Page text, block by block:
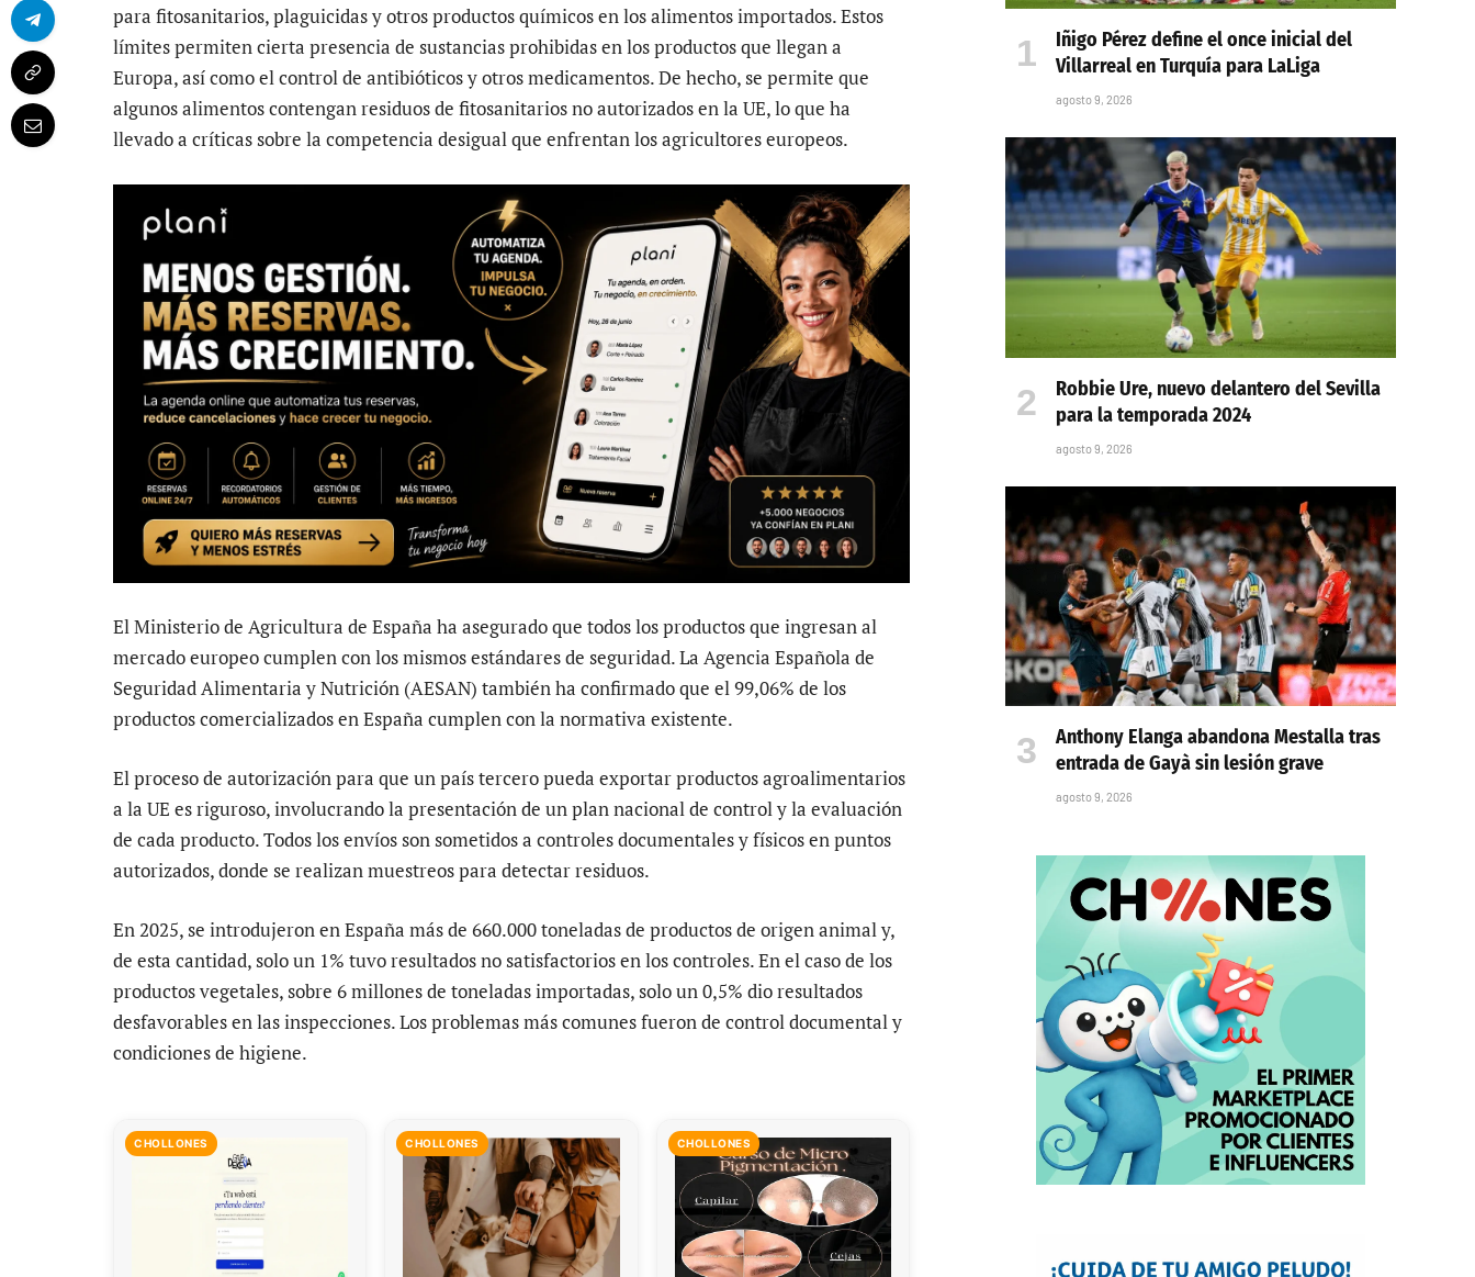
para fitosanitarios, plaguicidas y otros productos químicos en los alimentos importados. Estos
límites permiten cierta presencia de sustancias prohibidas en los productos que llegan a
Europa, así como el control de antibióticos y otros medicamentos. De hecho, se permite que
algunos alimentos contengan residuos de fitosanitarios no autorizados en la UE, lo que ha
llevado a críticas sobre la competencia desigual que enfrentan los agricultores europeos.
El Ministerio de Agricultura de España ha asegurado que todos los productos que ingresan al
mercado europeo cumplen con los mismos estándares de seguridad. La Agencia Española de
Seguridad Alimentaria y Nutrición (AESAN) también ha confirmado que el 99,06% de los
productos comercializados en España cumplen con la normativa existente.
El proceso de autorización para que un país tercero pueda exportar productos agroalimentarios
a la UE es riguroso, involucrando la presentación de un plan nacional de control y la evaluación
de cada producto. Todos los envíos son sometidos a controles documentales y físicos en puntos
autorizados, donde se realizan muestreos para detectar residuos.
En 2025, se introdujeron en España más de 660.000 toneladas de productos de origen animal y,
de esta cantidad, solo un 1% tuvo resultados no satisfactorios en los controles. En el caso de los
productos vegetales, sobre 6 millones de toneladas importadas, solo un 0,5% dio resultados
desfavorables en las inspecciones. Los problemas más comunes fueron de control documental y
condiciones de higiene.
CHOLLONES CHOLLONES CHOLLONES
Iñigo Pérez define el once inicial del
Villarreal en Turquía para LaLiga
agosto 9, 2026
Robbie Ure, nuevo delantero del Sevilla
para la temporada 2024
agosto 9, 2026
Anthony Elanga abandona Mestalla tras
entrada de Gayà sin lesión grave
agosto 9, 2026